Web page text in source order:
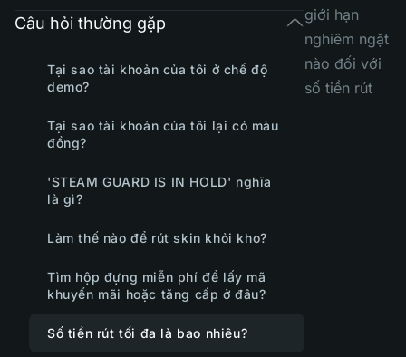
Câu hỏi thường gặp
Tại sao tài khoản của tôi ở chế độ
demo?
Tại sao tài khoản của tôi lại có màu
đồng?
'STEAM GUARD IS IN HOLD' nghĩa
là gì?
Làm thế nào để rút skin khỏi kho?
Tìm hộp đựng miễn phí để lấy mã
khuyến mãi hoặc tăng cấp ở đâu?
Số tiền rút tối đa là bao nhiêu?
giới hạn
nghiêm ngặt
nào đối với
số tiền rút